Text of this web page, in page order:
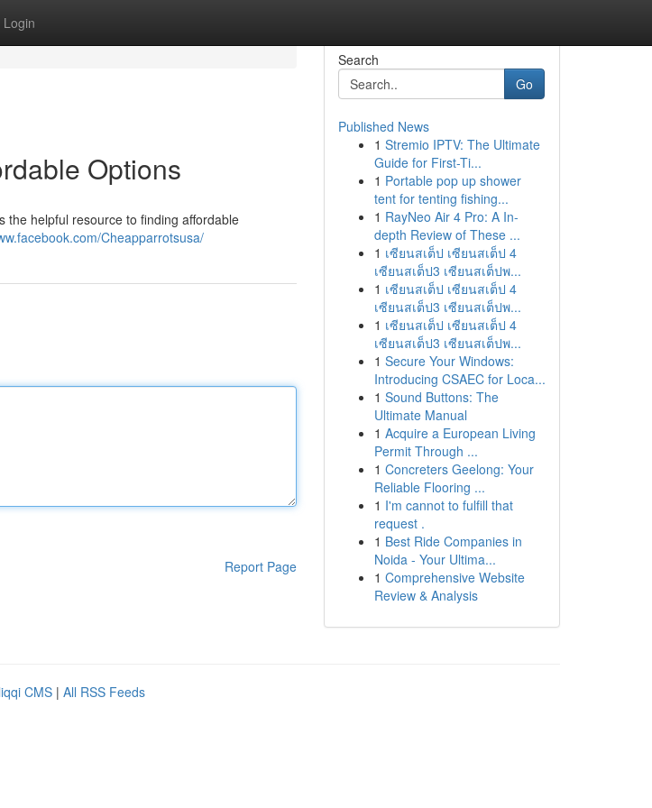
Login
Options
the helpful resource to finding affordable
Cheapparrotsusa/
Report Page
Search
Go
Published News
1 Stremio IPTV: The Ultimate
Guide for First-Ti...
1 Portable pop up shower
tent for tenting fishing...
1 RayNeo Air 4 Pro: A In-
depth Review of These ...
1 เซียนสเต็ป เซียนสเต็ป 4
เซียนสเต็ป3 เซียนสเต็ปพ...
1 เซียนสเต็ป เซียนสเต็ป 4
เซียนสเต็ป3 เซียนสเต็ปพ...
1 เซียนสเต็ป เซียนสเต็ป 4
เซียนสเต็ป3 เซียนสเต็ปพ...
1 Secure Your Windows:
Introducing CSAEC for Loca...
1 Sound Buttons: The
Ultimate Manual
1 Acquire a European Living
Permit Through ...
1 Concreters Geelong: Your
Reliable Flooring ...
1 I'm cannot to fulfill that
request .
1 Best Ride Companies in
Noida - Your Ultima...
1 Comprehensive Website
Review & Analysis
CMS | All RSS Feeds